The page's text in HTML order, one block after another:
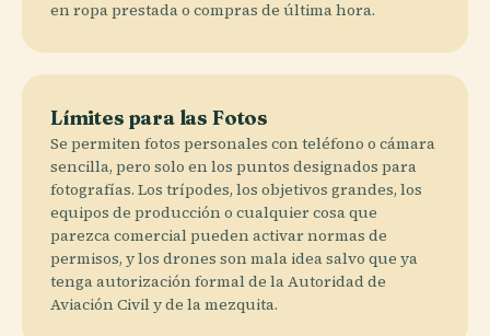
en ropa prestada o compras de última hora.
Límites para las Fotos
Se permiten fotos personales con teléfono o cámara
sencilla, pero solo en los puntos designados para
fotografías. Los trípodes, los objetivos grandes, los
equipos de producción o cualquier cosa que
parezca comercial pueden activar normas de
permisos, y los drones son mala idea salvo que ya
tenga autorización formal de la Autoridad de
Aviación Civil y de la mezquita.